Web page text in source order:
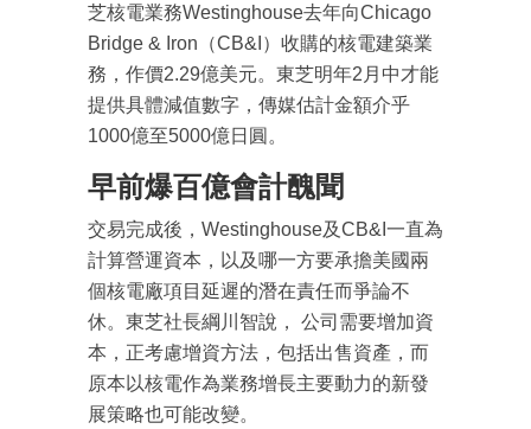
芝核電業務Westinghouse去年向Chicago
Bridge & Iron（CB&I）收購的核電建築業
務，作價2.29億美元。東芝明年2月中才能
提供具體減值數字，傳媒估計金額介乎
1000億至5000億日圓。
早前爆百億會計醜聞
交易完成後，Westinghouse及CB&I一直為
計算營運資本，以及哪一方要承擔美國兩
個核電廠項目延遲的潛在責任而爭論不
休。東芝社長綱川智說， 公司需要增加資
本，正考慮增資方法，包括出售資產，而
原本以核電作為業務增長主要動力的新發
展策略也可能改變。
成為 EJ Tech 會員
最新資訊（附創業懶人包），直達郵
箱！